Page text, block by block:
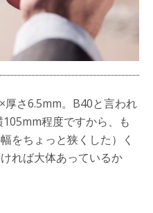
さ6.5mm。B40と言われ
程度ですから、も
をちょっと狭くした）く
れば大体あっているか